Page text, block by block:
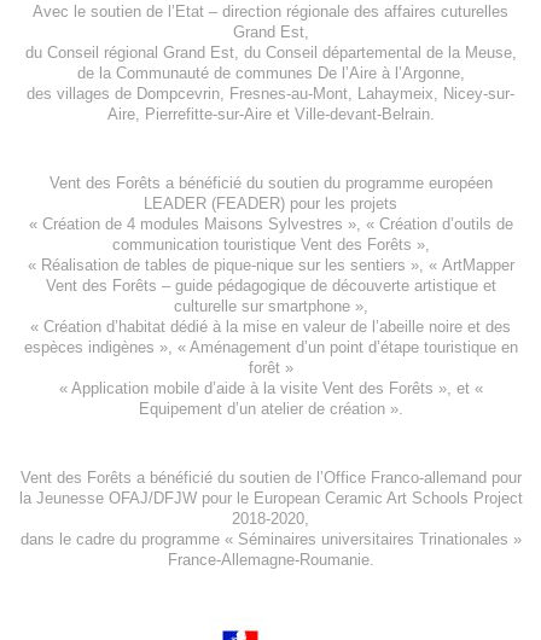
Avec le soutien de l’ Etat – direction régionale des affaires cuturelles
Grand Est,
du Conseil régional Grand Est, du Conseil départemental de la Meuse,
de la Communauté de communes De l’Aire à l’Argonne,
des villages de Dompcevrin Fresnes-au-Mont Lahaymeix
Nicey-sur-
Aire, Pierrefitte-sur-Aireet Ville-devant-Belrain.
Vent des Forêts a bénéficié du soutien du programme européen
LEADER (FEADER) pour les projets
« Création de 4 modules Maisons Sylvestres », « Création d’outils de
communication touristique Vent des Forêts »,
« Réalisation de tables de pique-nique sur les sentiers », « ArtMapper
Vent des Forêts – guide pédagogique de découverte artistique et
culturelle sur smartphone »,
« Création d’habitat dédié à la mise en valeur de l’abeille noire et des
espèces indigènes », « Aménagement d’un point d’étape touristique en
forêt»
« Application mobile d’aide à la visite Vent des Forêts », et «
Equipement d’un atelier de création».
Vent des Forêts a bénéficié du soutien de l’Office Franco-allemand pour
la Jeunesse OFAJ/DFJWpour leEuropean Ceramic Art Schools Project
2018-2020
dans le cadre du programme « Séminaires universitaires Trinationales »
France-Allemagne-Roumanie.